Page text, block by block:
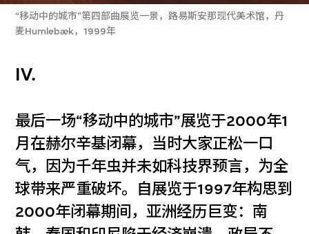
“移动中的城市”第四部曲展览一景，路易斯安那现代美术馆，丹
麦Humlebæk，1999年
IV.
最后一场“移动中的城市”展览于2000年1
月在赫尔辛基闭幕，当时大家正松一口
气，因为千年虫并未如科技界预言，为全
球带来严重破坏。自展览于1997年构思到
2000年闭幕期间，亚洲经历巨变：南